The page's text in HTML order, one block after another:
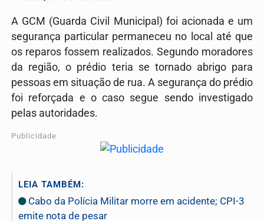
A GCM (Guarda Civil Municipal) foi acionada e um
segurança particular permaneceu no local até que
os reparos fossem realizados. Segundo moradores
da região, o prédio teria se tornado abrigo para
pessoas em situação de rua. A segurança do prédio
foi reforçada e o caso segue sendo investigado
pelas autoridades.
Publicidade
LEIA TAMBÉM:
Cabo da Polícia Militar morre em acidente; CPI-3
emite nota de pesar